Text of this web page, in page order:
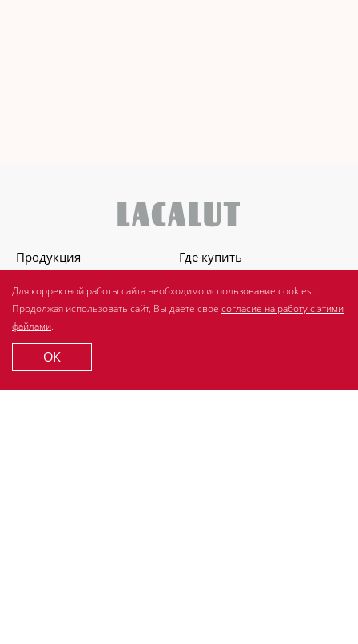
Продукция
Полезно знать
Спросите стоматолога
Где купить
Для корректной работы сайта необходимо использование cookies.
Продолжая использовать сайт, Вы даёте своё согласие на работу с этими
файлами.
ОК